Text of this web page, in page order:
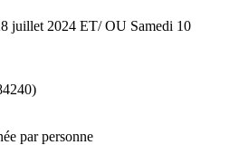
juillet 2024 ET/ OU Samedi 10
par personne